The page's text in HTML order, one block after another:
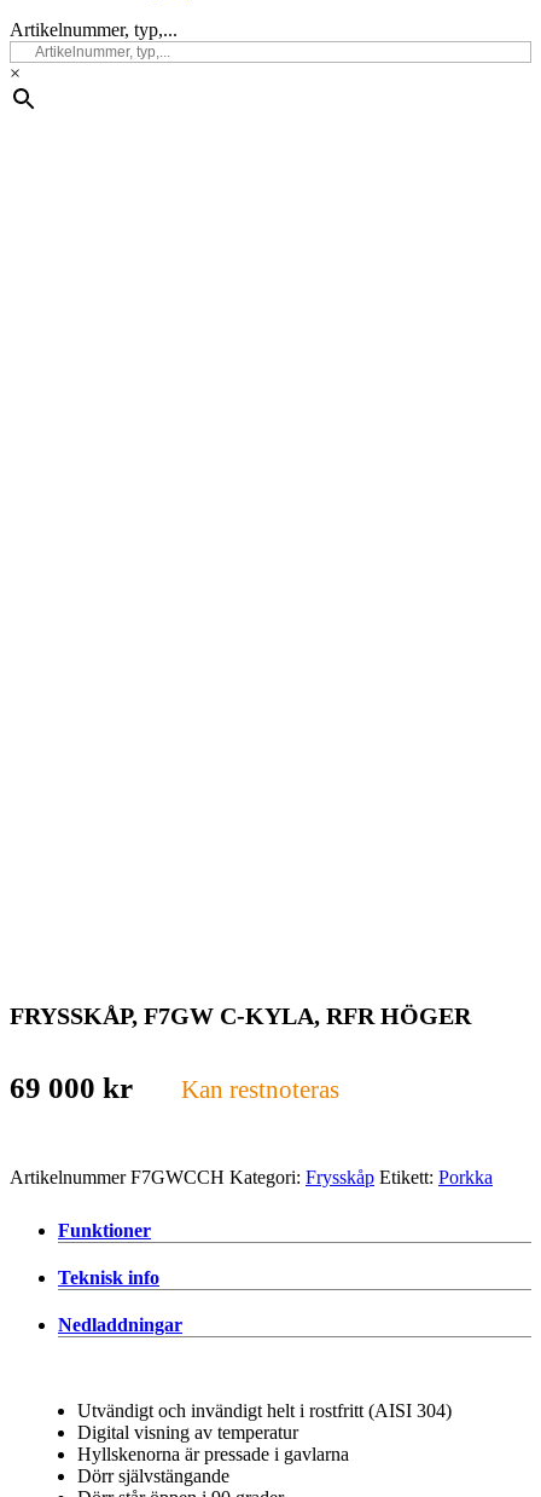
Artikelnummer, typ,...
×
FRYSSKÅP, F7GW C-KYLA, RFR HÖGER
69 000 kr Kan restnoteras
ArtikelnummerF7GWCCH Kategori: Frysskåp Etikett: Porkka
Funktioner
Teknisk info
Nedladdningar
Utvändigt och invändigt helt i rostfritt (AISI 304)
Digital visning av temperatur
Hyllskenorna är pressade i gavlarna
Dörr självstängande